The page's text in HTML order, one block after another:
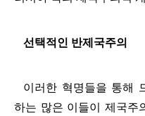
선택적인 반제국주의
이러한 혁명들을 통해
하는 많은 이들이 제국주